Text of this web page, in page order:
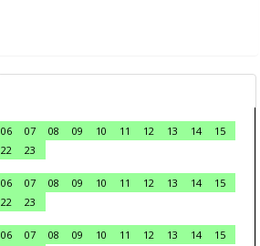
06 07 08 09 10 11 12 13 14
15
22
23
06 07 08 09 10 11 12 13 14
15
22
23
06 07 08 09 10 11 12 13 14
15